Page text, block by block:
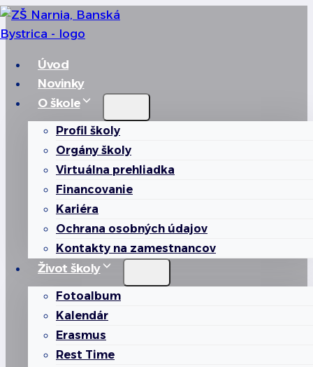
Skip
to
Úvod
Novinky
O škole
Profil školy
Orgány školy
Virtuálna prehliadka
Financovanie
Kariéra
Ochrana osobných údajov
Kontakty na zamestnancov
Život školy
Fotoalbum
Kalendár
Erasmus
Rest Time